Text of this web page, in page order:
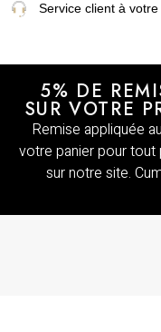
Service client à
5% DE
SUR VOTRE
Remise appliquée
votre panier pour tout
sur notre site.